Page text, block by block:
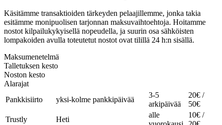
Käsitämme transaktioiden tärkeyden pelaajillemme, jonka takia
esitämme monipuolisen tarjonnan maksuvaihtoehtoja. Hoitamme
nostot kilpailukykyisellä nopeudella, ja suurin osa sähköisten
lompakoiden avulla toteutetut nostot ovat tilillä 24 h:n sisällä.
Maksumenetelmä
Talletuksen kesto
Noston kesto
Alarajat
Pankkisiirto
yksi-kolme pankkipäivää
3-5
arkipäivää
20€ /
50€
Trustly
Heti
alle
10€ /